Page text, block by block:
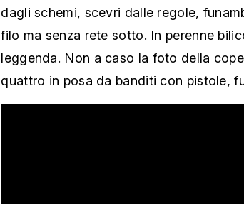
dagli schemi, scevri dalle regole,
filo ma senza rete sotto. In perenne
leggenda. Non a caso la foto della
quattro in posa da banditi con pistole,